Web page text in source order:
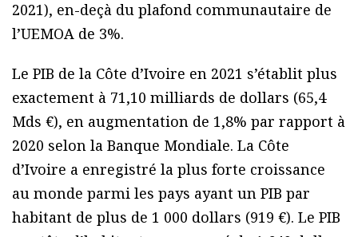
2021), en-deçà du plafond communautaire de
l’UEMOA de 3%.
Le PIB de la Côte d’Ivoire en 2021 s’établit plus
exactement à 71,10 milliards de dollars (65,4
Mds €), en augmentation de 1,8% par rapport à
2020 selon la Banque Mondiale. La Côte
d’Ivoire a enregistré la plus forte croissance
au monde parmi les pays ayant un PIB par
habitant de plus de 1 000 dollars (919 €). Le PIB